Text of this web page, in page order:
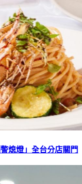
熄燈」全台分店關門